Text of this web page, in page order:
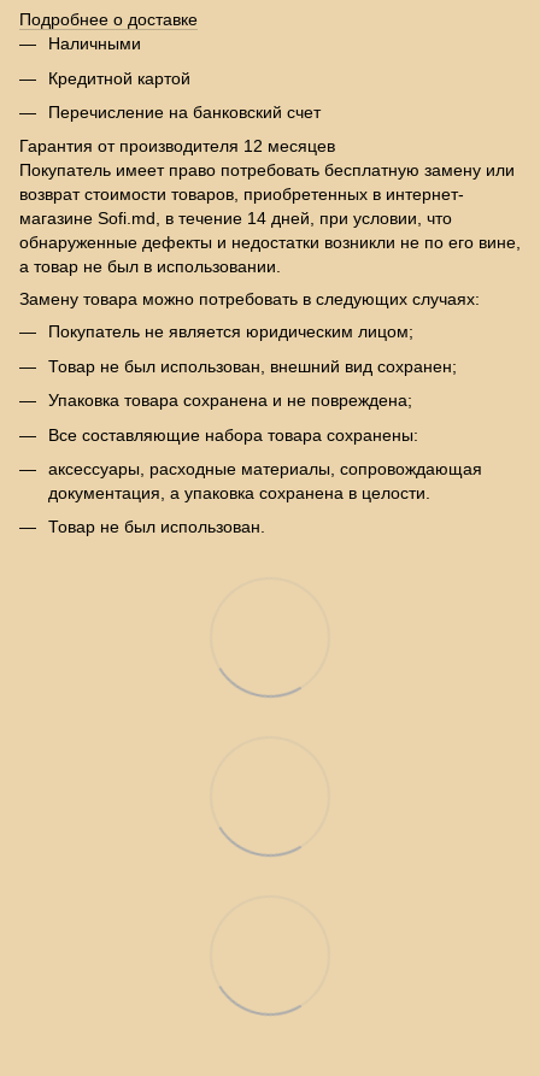
Подробнее о доставке
Наличными
Кредитной картой
Перечисление на банковский счет
Гарантия от производителя 12 месяцев
Покупатель имеет право потребовать бесплатную замену или
возврат стоимости товаров, приобретенных в интернет-
магазине Sofi.md, в течение 14 дней, при условии, что
обнаруженные дефекты и недостатки возникли не по его вине,
а товар не был в использовании.
Замену товара можно потребовать в следующих случаях:
Покупатель не является юридическим лицом;
Товар не был использован, внешний вид сохранен;
Упаковка товара сохранена и не повреждена;
Все составляющие набора товара сохранены:
аксессуары, расходные материалы, сопровождающая
документация, а упаковка сохранена в целости.
Товар не был использован.